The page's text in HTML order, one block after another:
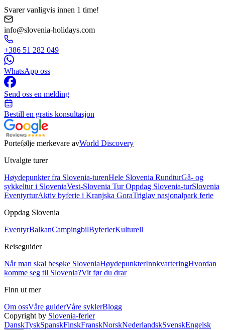
Svarer vanligvis innen 1 time!
info@slovenia-holidays.com
+386 51 282 049
WhatsApp oss
Send oss en melding
Bestill en gratis konsultasjon
Portefølje merkevare avWorld Discovery
Utvalgte turer
Høydepunkter fra Slovenia-turenHele Slovenia RundturGå- og
sykkeltur i SloveniaVest-Slovenia TurOppdag Slovenia-turSlovenia
EventyrturAktiv byferie i Kranjska GoraTriglav nasjonalpark ferie
Oppdag Slovenia
EventyrBalkanCampingbilByferierKulturell
Reiseguider
Når man skal besøke SloveniaHøydepunkterInnkvarteringHvordan
komme seg til Slovenia?Vit før du drar
Finn ut mer
Om ossVåre guiderVåre syklerBlogg
Copyright by Slovenia-ferier
DanskTyskSpanskFinskFranskNorskNederlandskSvenskEngelsk